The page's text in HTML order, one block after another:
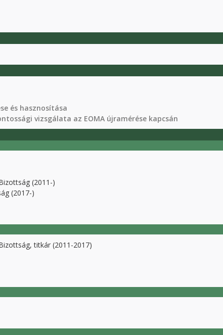
és hasznosítása
vizsgálata az EOMA újramérése kapcsán
(2011-)
(2017-)
titkár (2011-2017)